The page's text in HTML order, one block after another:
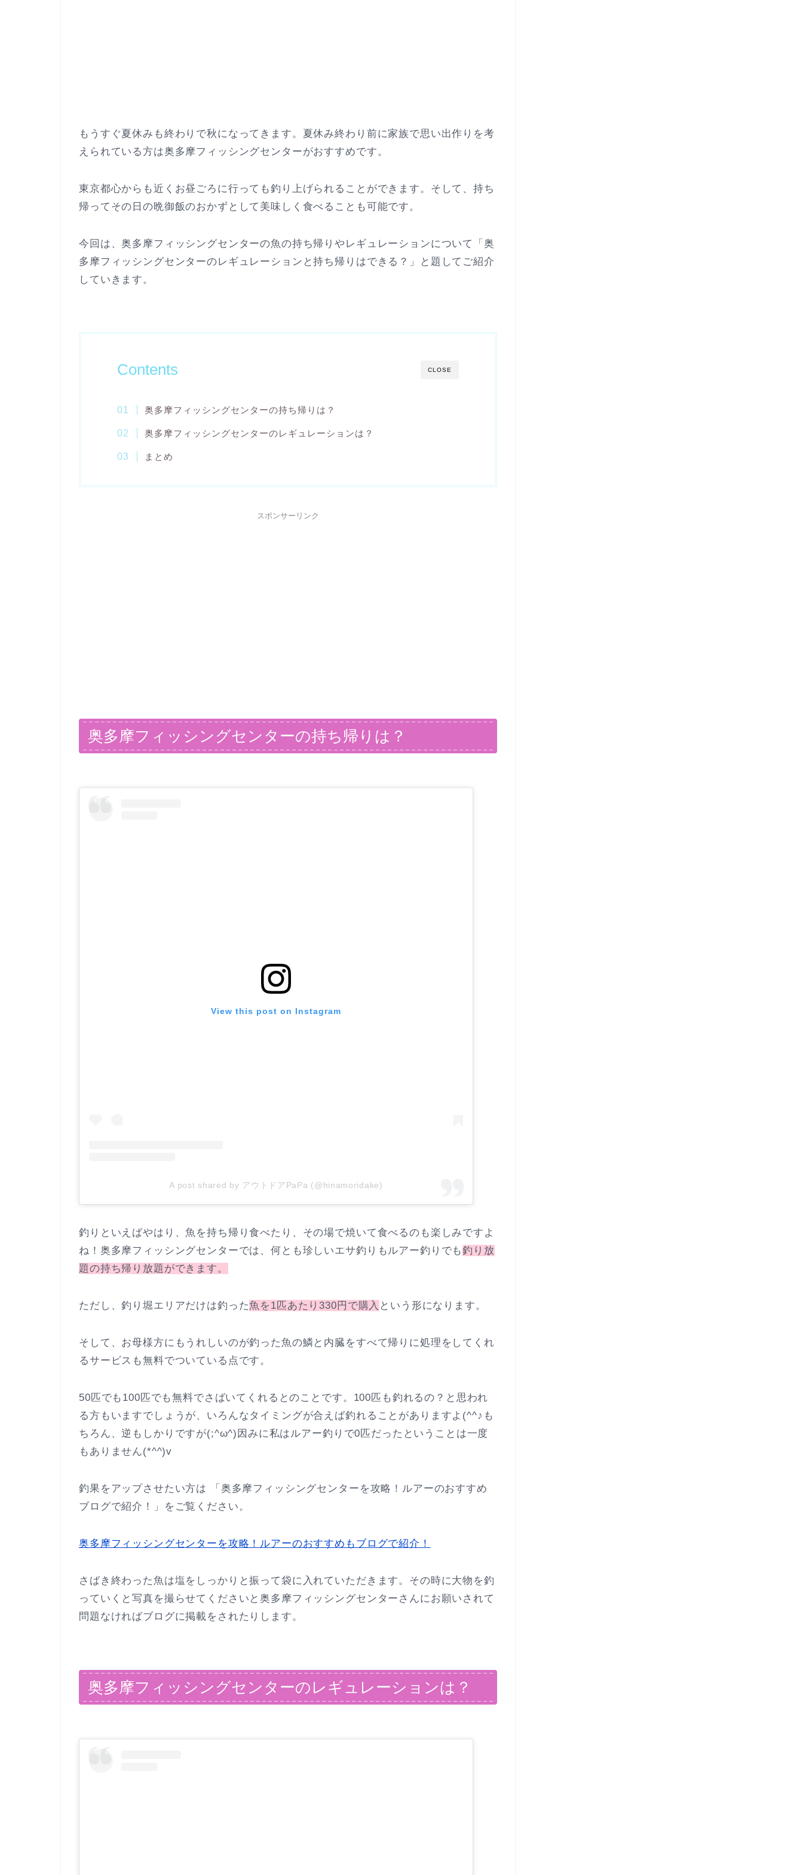
もうすぐ夏休みも終わりで秋になってきます。夏休み終わり前に家族で思い出作りを考
えられている方は奥多摩フィッシングセンターがおすすめです。
東京都心からも近くお昼ごろに行っても釣り上げられることができます。そして、持ち
帰ってその日の晩御飯のおかずとして美味しく食べることも可能です。
今回は、奥多摩フィッシングセンターの魚の持ち帰りやレギュレーションについて「奥
多摩フィッシングセンターのレギュレーションと持ち帰りはできる？」と題してご紹介
していきます。
CLOSE
Contents
奥多摩フィッシングセンターの持ち帰りは？
奥多摩フィッシングセンターのレギュレーションは？
まとめ
スポンサーリンク
奥多摩フィッシングセンターの持ち帰りは？
View this post on Instagram
A post shared by アウトドアPaPa (@hinamoridake)
釣りといえばやはり、魚を持ち帰り食べたり、その場で焼いて食べるのも楽しみですよ
ね！奥多摩フィッシングセンターでは、何とも珍しいエサ釣りもルアー釣りでも釣り放
題の持ち帰り放題ができます。
ただし、釣り堀エリアだけは釣った魚を1匹あたり330円で購入 という形になります。
そして、お母様方にもうれしいのが釣った魚の鱗と内臓をすべて帰りに処理をしてくれ
るサービスも無料でついている点です。
50匹でも100匹でも無料でさばいてくれるとのことです。100匹も釣れるの？と思われ
る方もいますでしょうが、いろんなタイミングが合えば釣れることがありますよ(^^♪も
ちろん、逆もしかりですが(;^ω^)因みに私はルアー釣りで0匹だったということは一度
もありません(*^^)v
釣果をアップさせたい方は 「奥多摩フィッシングセンターを攻略！ルアーのおすすめ
ブログで紹介！」をご覧ください。
奥多摩フィッシングセンターを攻略！ルアーのおすすめもブログで紹介！
さばき終わった魚は塩をしっかりと振って袋に入れていただきます。その時に大物を釣
っていくと写真を撮らせてくださいと奥多摩フィッシングセンターさんにお願いされて
問題なければブログに掲載をされたりします。
奥多摩フィッシングセンターのレギュレーションは？